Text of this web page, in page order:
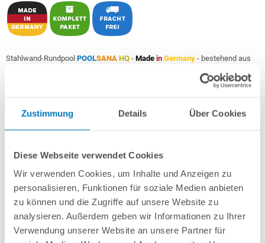
Zustimmung Details Über Cookies
Diese Webseite verwendet Cookies
Wir verwenden Cookies, um Inhalte und Anzeigen zu
personalisieren, Funktionen für soziale Medien anbieten
zu können und die Zugriffe auf unsere Website zu
analysieren. Außerdem geben wir Informationen zu Ihrer
Verwendung unserer Website an unsere Partner für
Stahlwand-Rundpool POOLSANA HQ - Made in Germany - bestehend aus
Undercover-Handlaufund
PROFI STONE-Set
POOLSANAUV-C Entkeimungsgerät 75 W: Reduziert den
Unterlegvlies 500 g/m²
Einbauskimmer und Einlaufdüse
SandfilteranlagePOOL SANAPRO PRIME 500 / SPECKPP 9 (Made
Germany
) inkl. Filtersand
Erdbeständiges Verrohrungsset PROFI Ø 50 mm
4-stufige Einhänge-Poolleiter PROFI weit ausladend